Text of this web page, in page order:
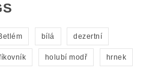
bílá dezertní
holubí modř hrnek